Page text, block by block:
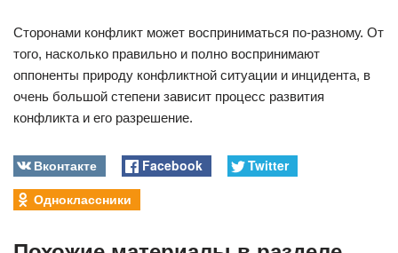
Сторонами конфликт может восприниматься по-разному. От
того, насколько правильно и полно воспринимают
оппоненты природу конфликтной ситуации и инцидента, в
очень большой степени зависит процесс развития
конфликта и его разрешение.
Вконтакте Facebook
Twitter
Одноклассники